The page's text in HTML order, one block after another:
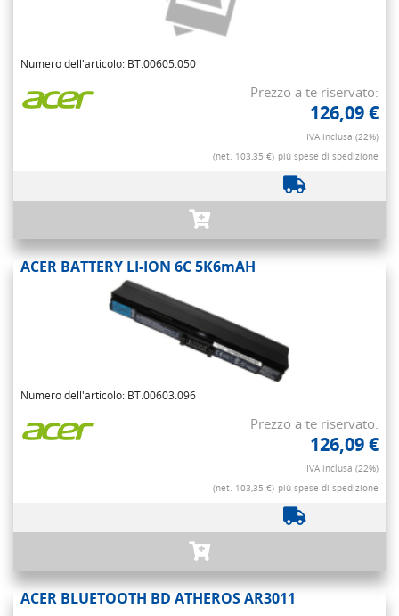
Numero dell'articolo: BT.00605.050
Prezzo a te riservato:
126,09 €
IVA inclusa (22%)
(net. 103,35 €) più spese di spedizione
ACER BATTERY LI-ION 6C 5K6mAH
Numero dell'articolo: BT.00603.096
Prezzo a te riservato:
126,09 €
IVA inclusa (22%)
(net. 103,35 €) più spese di spedizione
ACER BLUETOOTH BD ATHEROS AR3011